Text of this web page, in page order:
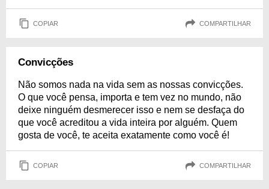
COPIAR COMPARTILHAR
Convicções
Não somos nada na vida sem as nossas convicções.
O que você pensa, importa e tem vez no mundo, não
deixe ninguém desmerecer isso e nem se desfaça do
que você acreditou a vida inteira por alguém. Quem
gosta de você, te aceita exatamente como você é!
COPIAR COMPARTILHAR